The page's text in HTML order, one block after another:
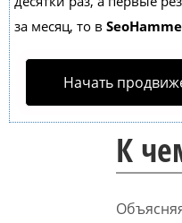
за месяц, то в
Начать
К